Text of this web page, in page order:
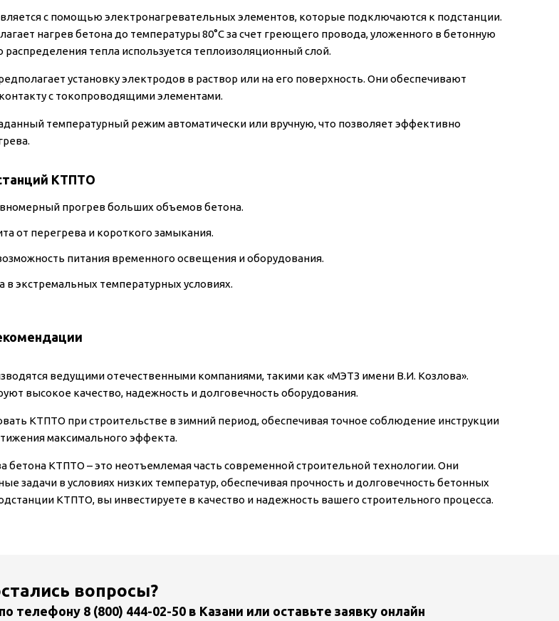
с помощью электронагревательных элементов, которые подключаются к подстанции.
нагрев бетона до температуры 80°C за счет греющего провода, уложенного в бетонную
тепла используется теплоизоляционный слой.
установку электродов в раствор или на его поверхность. Они обеспечивают
с токопроводящими элементами.
температурный режим автоматически или вручную, что позволяет эффективно
КТПТО
прогрев больших объемов бетона.
от перегрева и короткого замыкания.
питания временного освещения и оборудования.
в экстремальных температурных условиях.
ведущими отечественными компаниями, такими как «МЭТЗ имени В.И. Козлова».
высокое качество, надежность и долговечность оборудования.
КТПТО при строительстве в зимний период, обеспечивая точное соблюдение инструкции
максимального эффекта.
бетона КТПТО – это неотъемлемая часть современной строительной технологии. Они
задачи в условиях низких температур, обеспечивая прочность и долговечность бетонных
КТПТО, вы инвестируете в качество и надежность вашего строительного процесса.
вопросы?
телефону 8 (800) 444-02-50 в Казани или оставьте заявку онлайн